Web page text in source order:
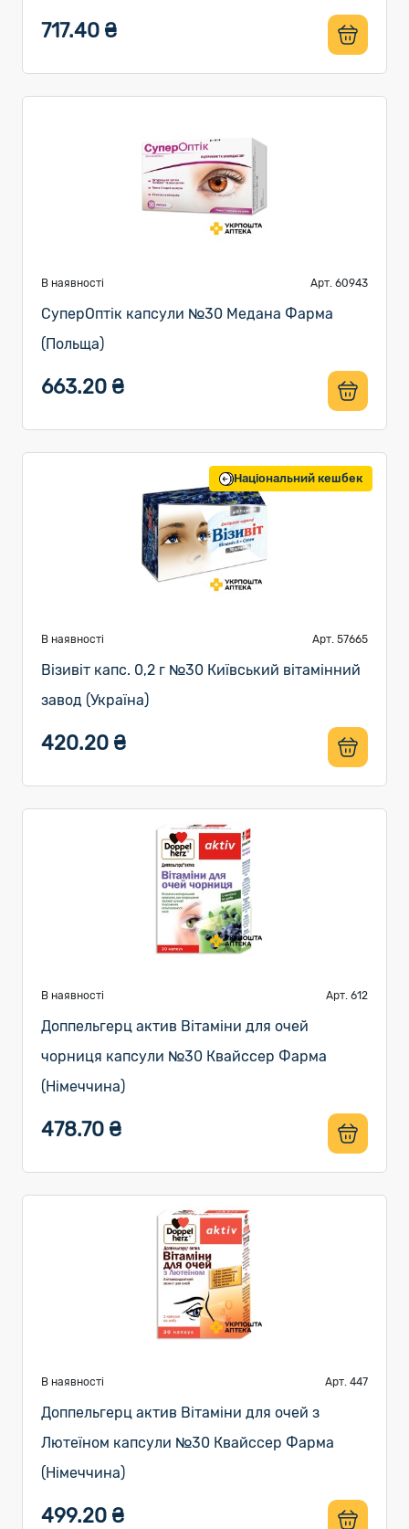
717.40 ₴
В наявності Арт. 60943
СуперОптік капсули №30 Медана Фарма
(Польща)
663.20 ₴
Національний кешбек
В наявності Арт. 57665
Візивіт капс. 0,2 г №30 Київський вітамінний
завод (Україна)
420.20 ₴
В наявності Арт. 612
Доппельгерц актив Вітаміни для очей
чорниця капсули №30 Квайссер Фарма
(Німеччина)
478.70 ₴
В наявності Арт. 447
Доппельгерц актив Вітаміни для очей з
Лютеїном капсули №30 Квайссер Фарма
(Німеччина)
499.20 ₴